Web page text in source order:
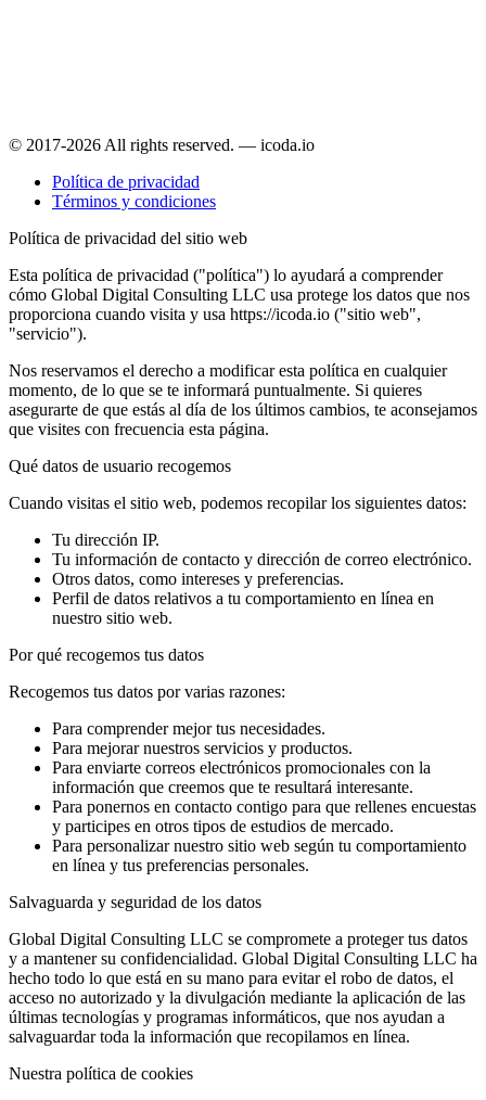
© 2017-2026 All rights reserved. — icoda.io
Política de privacidad
Términos y condiciones
Política de privacidad del sitio web
Esta política de privacidad ("política") lo ayudará a comprender
cómo Global Digital Consulting LLC usa protege los datos que nos
proporciona cuando visita y usa https://icoda.io ("sitio web",
"servicio").
Nos reservamos el derecho a modificar esta política en cualquier
momento, de lo que se te informará puntualmente. Si quieres
asegurarte de que estás al día de los últimos cambios, te aconsejamos
que visites con frecuencia esta página.
Qué datos de usuario recogemos
Cuando visitas el sitio web, podemos recopilar los siguientes datos:
Tu dirección IP.
Tu información de contacto y dirección de correo electrónico.
Otros datos, como intereses y preferencias.
Perfil de datos relativos a tu comportamiento en línea en
nuestro sitio web.
Por qué recogemos tus datos
Recogemos tus datos por varias razones:
Para comprender mejor tus necesidades.
Para mejorar nuestros servicios y productos.
Para enviarte correos electrónicos promocionales con la
información que creemos que te resultará interesante.
Para ponernos en contacto contigo para que rellenes encuestas
y participes en otros tipos de estudios de mercado.
Para personalizar nuestro sitio web según tu comportamiento
en línea y tus preferencias personales.
Salvaguarda y seguridad de los datos
Global Digital Consulting LLC se compromete a proteger tus datos
y a mantener su confidencialidad. Global Digital Consulting LLC ha
hecho todo lo que está en su mano para evitar el robo de datos, el
acceso no autorizado y la divulgación mediante la aplicación de las
últimas tecnologías y programas informáticos, que nos ayudan a
salvaguardar toda la información que recopilamos en línea.
Nuestra política de cookies